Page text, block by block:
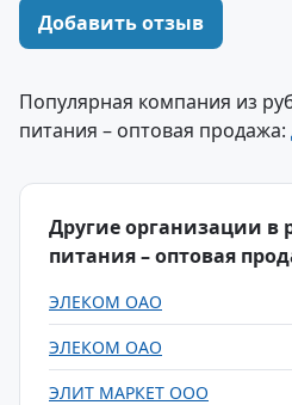
Добавить отзыв
Популярная компания из
питания – оптовая продажа:
Другие организации в
питания – оптовая
ЭЛЕКОМ ОАО
ЭЛЕКОМ ОАО
ЭЛИТ МАРКЕТ ООО